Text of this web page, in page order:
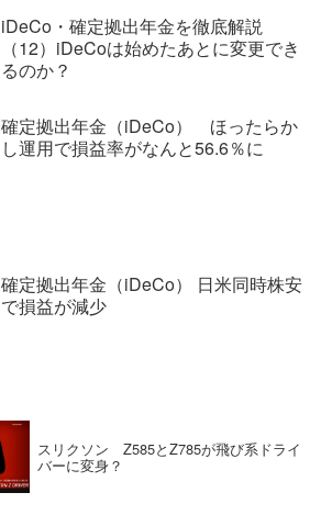
iDeCo・確定拠出年金を徹底解説
（12）iDeCoは始めたあとに変更でき
るのか？
確定拠出年金（iDeCo） ほったらか
し運用で損益率がなんと56.6％に
確定拠出年金（iDeCo） 日米同時株安
で損益が減少
スリクソン Z585とZ785が飛び系ドライ
バーに変身？